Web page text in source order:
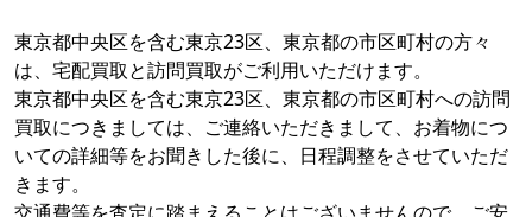
東京都中央区を含む東京23区、東京都の市区町村の方々
は、宅配買取と訪問買取がご利用いただけます。
東京都中央区を含む東京23区、東京都の市区町村への訪問
買取につきましては、ご連絡いただきまして、お着物につ
いての詳細等をお聞きした後に、日程調整をさせていただ
きます。